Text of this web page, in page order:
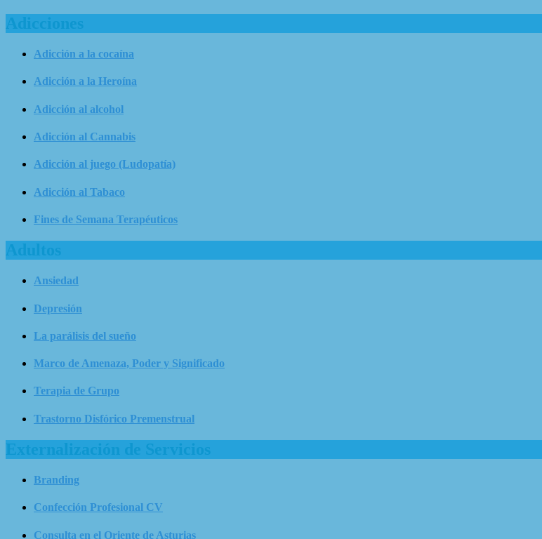
Adicciones
Adicción a la cocaína
Adicción a la Heroína
Adicción al alcohol
Adicción al Cannabis
Adicción al juego (Ludopatía)
Adicción al Tabaco
Fines de Semana Terapéuticos
Adultos
Ansiedad
Depresión
La parálisis del sueño
Marco de Amenaza, Poder y Significado
Terapia de Grupo
Trastorno Disfórico Premenstrual
Externalización de Servicios
Branding
Confección Profesional CV
Consulta en el Oriente de Asturias